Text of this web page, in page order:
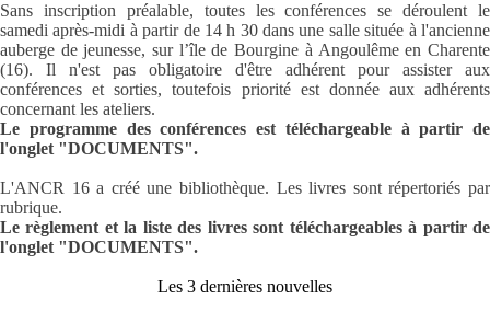
Sans inscription préalable, toutes les conférences se déroulent le
samedi après-midi à partir de 14 h 30 dans une salle située à l'ancienne
auberge de jeunesse, sur l’île de Bourgine à Angoulême en Charente
(16).
Il n'est pas obligatoire d'être adhérent pour assister aux
conférences et sorties, toutefois priorité est donnée aux adhérents
concernant les ateliers.
Le programme des conférences est téléchargeable à partir de
l'onglet "DOCUMENTS".
L'ANCR 16 a créé une bibliothèque. Les livres sont répertoriés par
rubrique.
Le règlement et la liste des livres sont téléchargeables à partir de
l'onglet "DOCUMENTS".
Les 3 dernières nouvelles